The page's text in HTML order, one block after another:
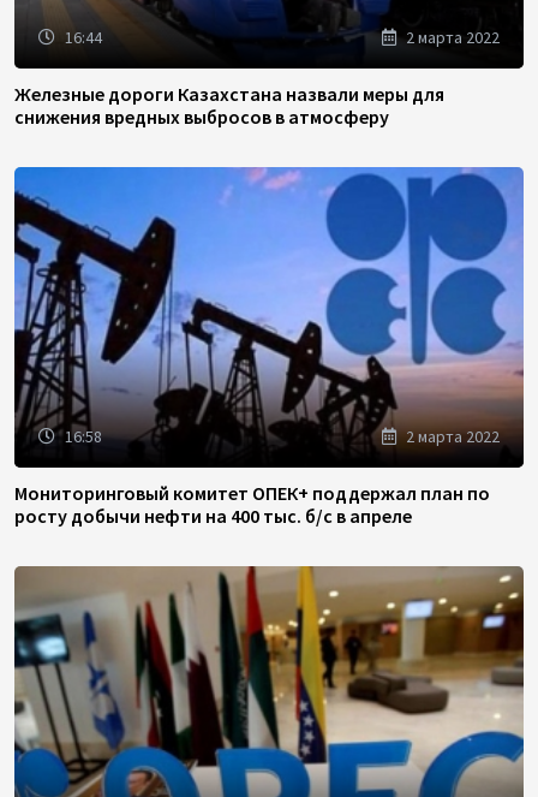
16:44 2 марта 2022
Железные дороги Казахстана назвали меры для
снижения вредных выбросов в атмосферу
16:58 2 марта 2022
Мониторинговый комитет ОПЕК+ поддержал план по
росту добычи нефти на 400 тыс. б/с в апреле